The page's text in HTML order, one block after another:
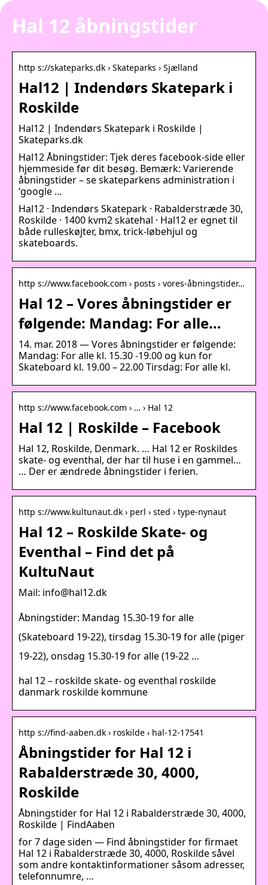
Hal 12 åbningstider
http s://skateparks.dk › Skateparks › Sjælland
Hal12 | Indendørs Skatepark i
Roskilde
Hal12 | Indendørs Skatepark i Roskilde |
Skateparks.dk
Hal12 Åbningstider: Tjek deres facebook-side eller
hjemmeside før dit besøg. Bemærk: Varierende
åbningstider – se skateparkens administration i
‘google …
Hal12 · Indendørs Skatepark · Rabalderstræde 30,
Roskilde · 1400 kvm2 skatehal · Hal12 er egnet til
både rulleskøjter, bmx, trick-løbehjul og
skateboards.
http s://www.facebook.com › posts › vores-åbningstider…
Hal 12 – Vores åbningstider er
følgende: Mandag: For alle…
14. mar. 2018 — Vores åbningstider er følgende:
Mandag: For alle kl. 15.30 -19.00 og kun for
Skateboard kl. 19.00 – 22.00 Tirsdag: For alle kl.
http s://www.facebook.com › … › Hal 12
Hal 12 | Roskilde – Facebook
Hal 12, Roskilde, Denmark. … Hal 12 er Roskildes
skate- og eventhal, der har til huse i en gammel…
… Der er ændrede åbningstider i ferien.
http s://www.kultunaut.dk › perl › sted › type-nynaut
Hal 12 – Roskilde Skate- og
Eventhal – Find det på
KultuNaut
Mail: info@hal12.dk
Åbningstider: Mandag 15.30-19 for alle
(Skateboard 19-22), tirsdag 15.30-19 for alle (piger
19-22), onsdag 15.30-19 for alle (19-22 …
hal 12 – roskilde skate- og eventhal roskilde
danmark roskilde kommune
http s://find-aaben.dk › roskilde › hal-12-17541
Åbningstider for Hal 12 i
Rabalderstræde 30, 4000,
Roskilde
Åbningstider for Hal 12 i Rabalderstræde 30, 4000,
Roskilde | FindAaben
for 7 dage siden — Find åbningstider for firmaet
Hal 12 i Rabalderstræde 30, 4000, Roskilde såvel
som andre kontaktinformationer såsom adresser,
telefonnumre, …